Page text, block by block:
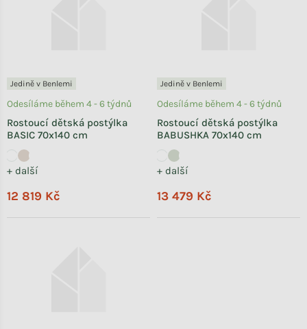
Jedině v Benlemi
Rostoucí dětská postýlka
BASIC 70x140 cm
+ další
Odesíláme během 4 - 6 týdnů
12 819 Kč
Jedině v Benlemi
Rostoucí dětská postýlka
BABUSHKA 70x140 cm
+ další
Odesíláme během 4 - 6 týdnů
13 479 Kč